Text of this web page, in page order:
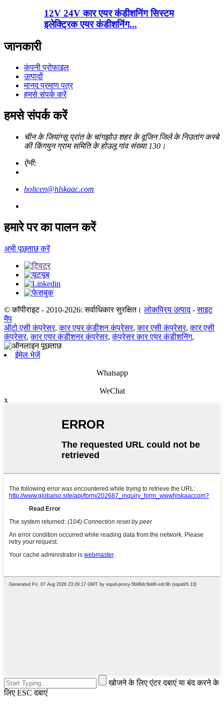
12V 24V कार एयर कंडीशनिंग सिस्टम
इलेक्ट्रिक एयर कंडीशनिंग...
जानकारी
कंपनी प्रोफाइल
उत्पादों
मानद प्रमाण पत्र
हमसे संपर्क करें
हमसे संपर्क करें
चीन के जियांग्सू प्रांत के चांगझोउ शहर के वूजिन जिले के निउतांग कस्बे
की किंगयुन ग्राम समिति के होउलू गांव संख्या 130।
ऐनी:
holicen@hlskaac.com
हमारे पर का पालन करें
अभी पूछताछ करें
© कॉपीराइट - 2010-2026: सर्वाधिकार सुरक्षित। लोकप्रिय उत्पाद-साइट
मैप
ऑटो एसी कंप्रेसर,कार एयर कंडीशन कंप्रेसर,कार एसी कंप्रेसर,कार एसी
कंप्रेसर,कार एयर कंडीशनर कंप्रेसर,कंप्रेसर कार एयर कंडीशनिंग,
ईमेल भेजें
Whatsapp
WeChat
x
खोजने के लिए एंटर दबाएं या बंद करने के
लिए ESC दबाएं